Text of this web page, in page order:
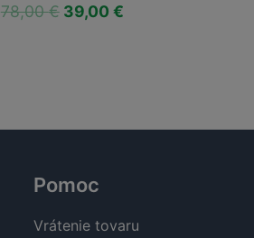
78,00€ Pôvodná
39,00 €Aktuálna
Pomoc
Vrátenie tovaru